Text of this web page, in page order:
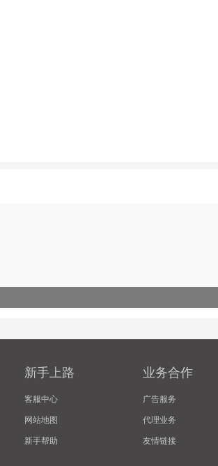
新手上路
客服中心
网站地图
新手帮助
业务合作
广告服务
代理业务
友情链接